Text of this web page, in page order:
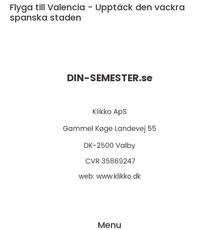
Flyga till Valencia - Upptäck den vackra
spanska staden
DIN-SEMESTER.se
web: www.klikko.dk
Menu